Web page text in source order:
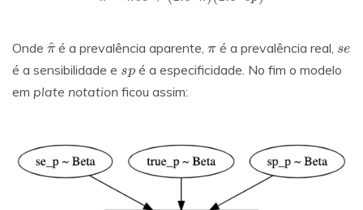
Onde π ^
é a prevalência aparente, é a prevalência real,
é a sensibilidade e
é a especificidade. No fim o modelo
em plate notation ficou assim: